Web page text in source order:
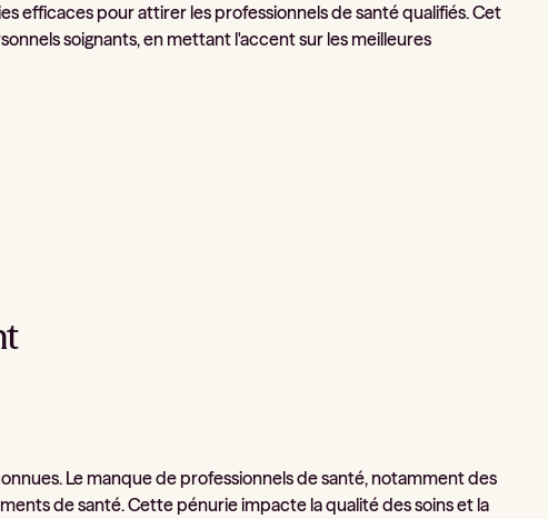
efficaces pour attirer les professionnels de santé qualifiés. Cet
soignants, en mettant l'accent sur les meilleures
Le manque de professionnels de santé, notamment des
de santé. Cette pénurie impacte la qualité des soins et la